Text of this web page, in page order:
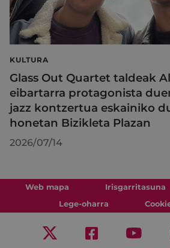
KULTURA
Glass Out Quartet taldeak
eibartarra protagonista
jazz kontzertua eskainiko
honetan Bizikleta Plazan
2026/07/14
Web mapa Irisgarritasuna
Lege-oharra